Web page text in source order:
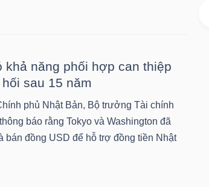
khả năng phối hợp can thiệp
sau 15 năm
phủ Nhật Bản, Bộ trưởng Tài chính
báo rằng Tokyo và Washington đã
bán đồng USD để hỗ trợ đồng tiền Nhật